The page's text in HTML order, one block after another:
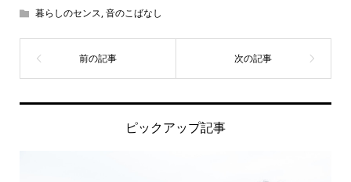
暮らしのセンス,音のこばなし
ピックアップ記事